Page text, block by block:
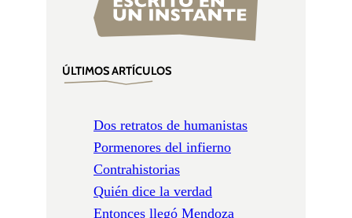
ÚLTIMOS ARTÍCULOS
Dos retratos de humanistas
Pormenores del infierno
Contrahistorias
Quién dice la verdad
Entonces llegó Mendoza